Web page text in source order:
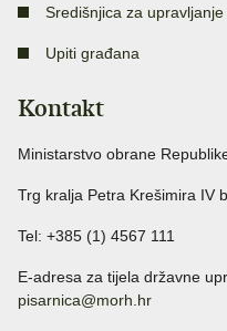
Središnjica za
Upiti građana
Kontakt
Ministarstvo obrane
Trg kralja Petra Krešimira IV
Tel: +385 (1) 4567 111
E-adresa za tijela državne
pisarnica@morh.hr